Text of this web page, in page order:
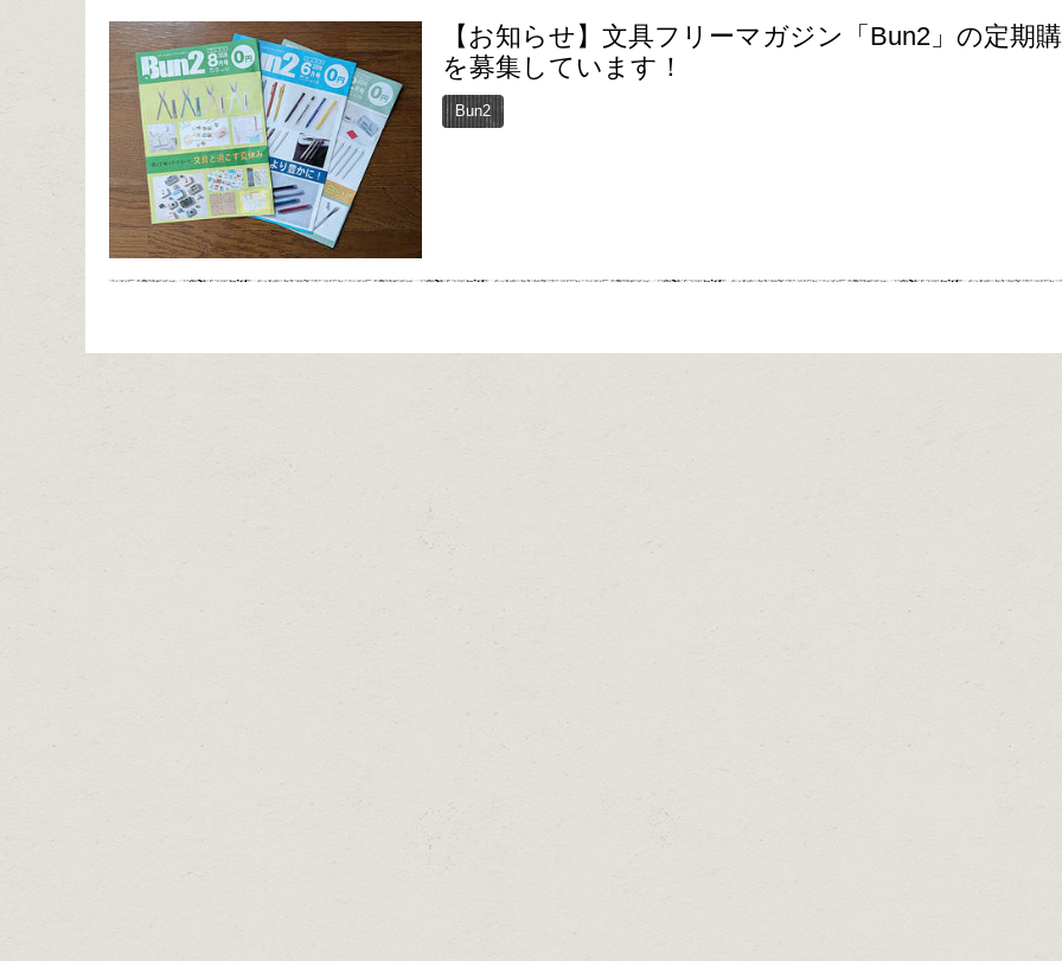
【お知らせ】文具フリーマガジン「Bun2」の定期
を募集しています！
Bun2